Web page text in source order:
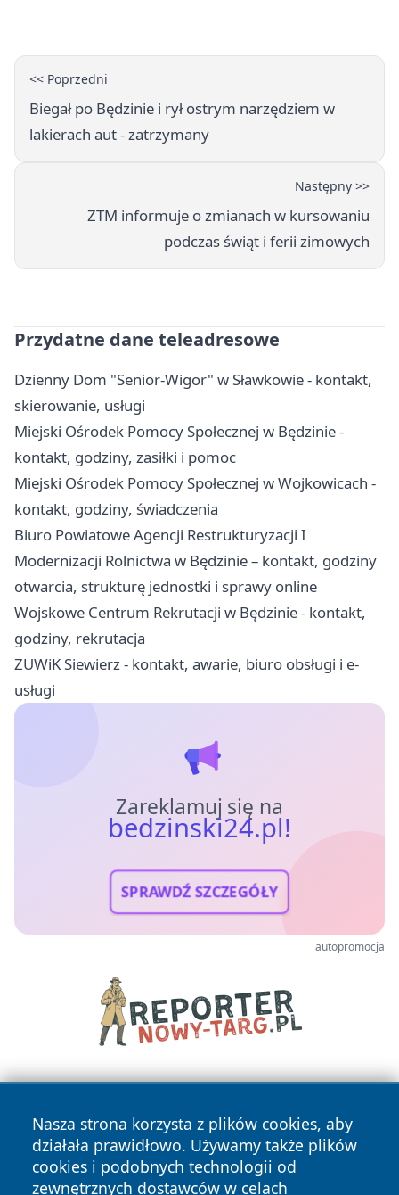
<< Poprzedni
Biegał po Będzinie i rył ostrym narzędziem w
lakierach aut - zatrzymany
Następny >>
ZTM informuje o zmianach w kursowaniu
podczas świąt i ferii zimowych
Przydatne dane teleadresowe
Dzienny Dom "Senior-Wigor" w Sławkowie - kontakt,
skierowanie, usługi
Miejski Ośrodek Pomocy Społecznej w Będzinie -
kontakt, godziny, zasiłki i pomoc
Miejski Ośrodek Pomocy Społecznej w Wojkowicach -
kontakt, godziny, świadczenia
Biuro Powiatowe Agencji Restrukturyzacji I
Modernizacji Rolnictwa w Będzinie – kontakt, godziny
otwarcia, strukturę jednostki i sprawy online
Wojskowe Centrum Rekrutacji w Będzinie - kontakt,
godziny, rekrutacja
ZUWiK Siewierz - kontakt, awarie, biuro obsługi i e-
usługi
Zareklamuj się na
bedzinski24.pl!
SPRAWDŹ SZCZEGÓŁY
autopromocja
Nasza strona korzysta z plików cookies, aby
działała prawidłowo. Używamy także plików
cookies i podobnych technologii od
zewnętrznych dostawców w celach